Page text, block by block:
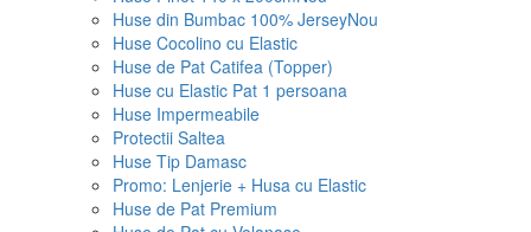
Huse din Bumbac 100% JerseyNou
Huse Cocolino cu Elastic
Huse de Pat Catifea (Topper)
Huse cu Elastic Pat 1 persoana
Huse Impermeabile
Protectii Saltea
Huse Tip Damasc
Promo: Lenjerie + Husa cu Elastic
Huse de Pat Premium